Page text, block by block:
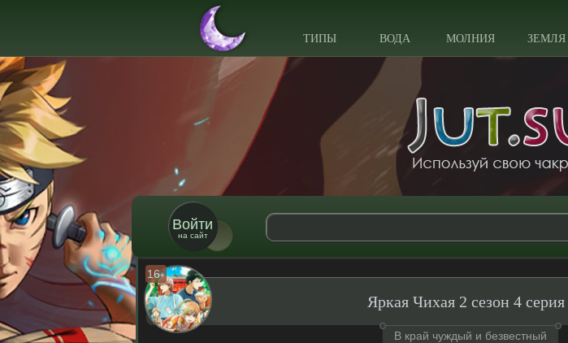
ТИПЫ ВОДА МОЛНИЯ ЗЕМЛЯ
Войти
на сайт
16+
Яркая Чихая 2 сезон 4 серия
В край чуждый и безвестный